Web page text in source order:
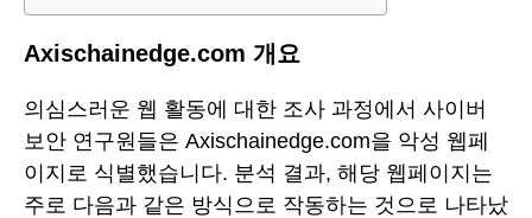
Axischainedge.com 개요
의심스러운 웹 활동에 대한 조사 과정에서 사이버
보안 연구원들은 Axischainedge.com을 악성 웹페
이지로 식별했습니다. 분석 결과, 해당 웹페이지는
주로 다음과 같은 방식으로 작동하는 것으로 나타났